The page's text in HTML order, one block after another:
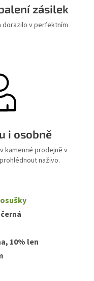
zásilek
dorazilo v perfektním
i osobně
kamenné prodejně v
naživo.
10% len